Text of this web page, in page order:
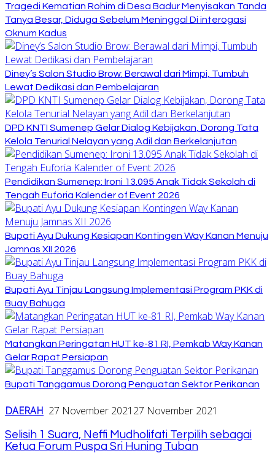
Tragedi Kematian Rohim di Desa Badur Menyisakan Tanda
Tanya Besar, Diduga Sebelum Meninggal Di interogasi
Oknum Kadus
Diney’s Salon Studio Brow: Berawal dari Mimpi, Tumbuh
Lewat Dedikasi dan Pembelajaran
DPD KNTI Sumenep Gelar Dialog Kebijakan, Dorong Tata
Kelola Tenurial Nelayan yang Adil dan Berkelanjutan
Pendidikan Sumenep: Ironi 13.095 Anak Tidak Sekolah di
Tengah Euforia Kalender of Event 2026
Bupati Ayu Dukung Kesiapan Kontingen Way Kanan Menuju
Jamnas XII 2026
Bupati Ayu Tinjau Langsung Implementasi Program PKK di
Buay Bahuga
Matangkan Peringatan HUT ke-81 RI, Pemkab Way Kanan
Gelar Rapat Persiapan
Bupati Tanggamus Dorong Penguatan Sektor Perikanan
DAERAH 27 November 2021 27 November 2021
Selisih 1 Suara, Neffi Mudholifati Terpilih sebagai
Ketua Forum Puspa Sri Huning Tuban